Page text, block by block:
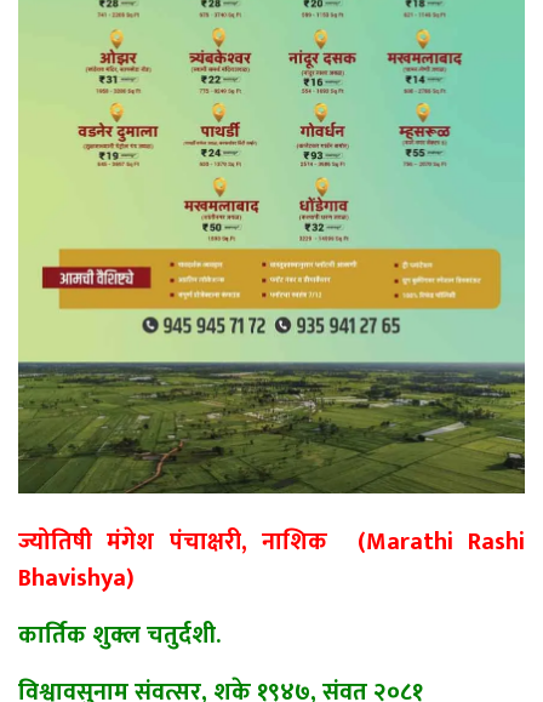
ज्योतिषी मंगेश पंचाक्षरी, नाशिक (Marathi Rashi
Bhavishya)
कार्तिक शुक्ल चतुर्दशी.
विश्वावसुनाम संवत्सर, शके १९४७, संवत २०८१